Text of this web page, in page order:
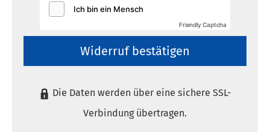
Friendly Captcha
Widerruf bestätigen
Die Daten werden über eine sichere SSL-
Verbindung übertragen.